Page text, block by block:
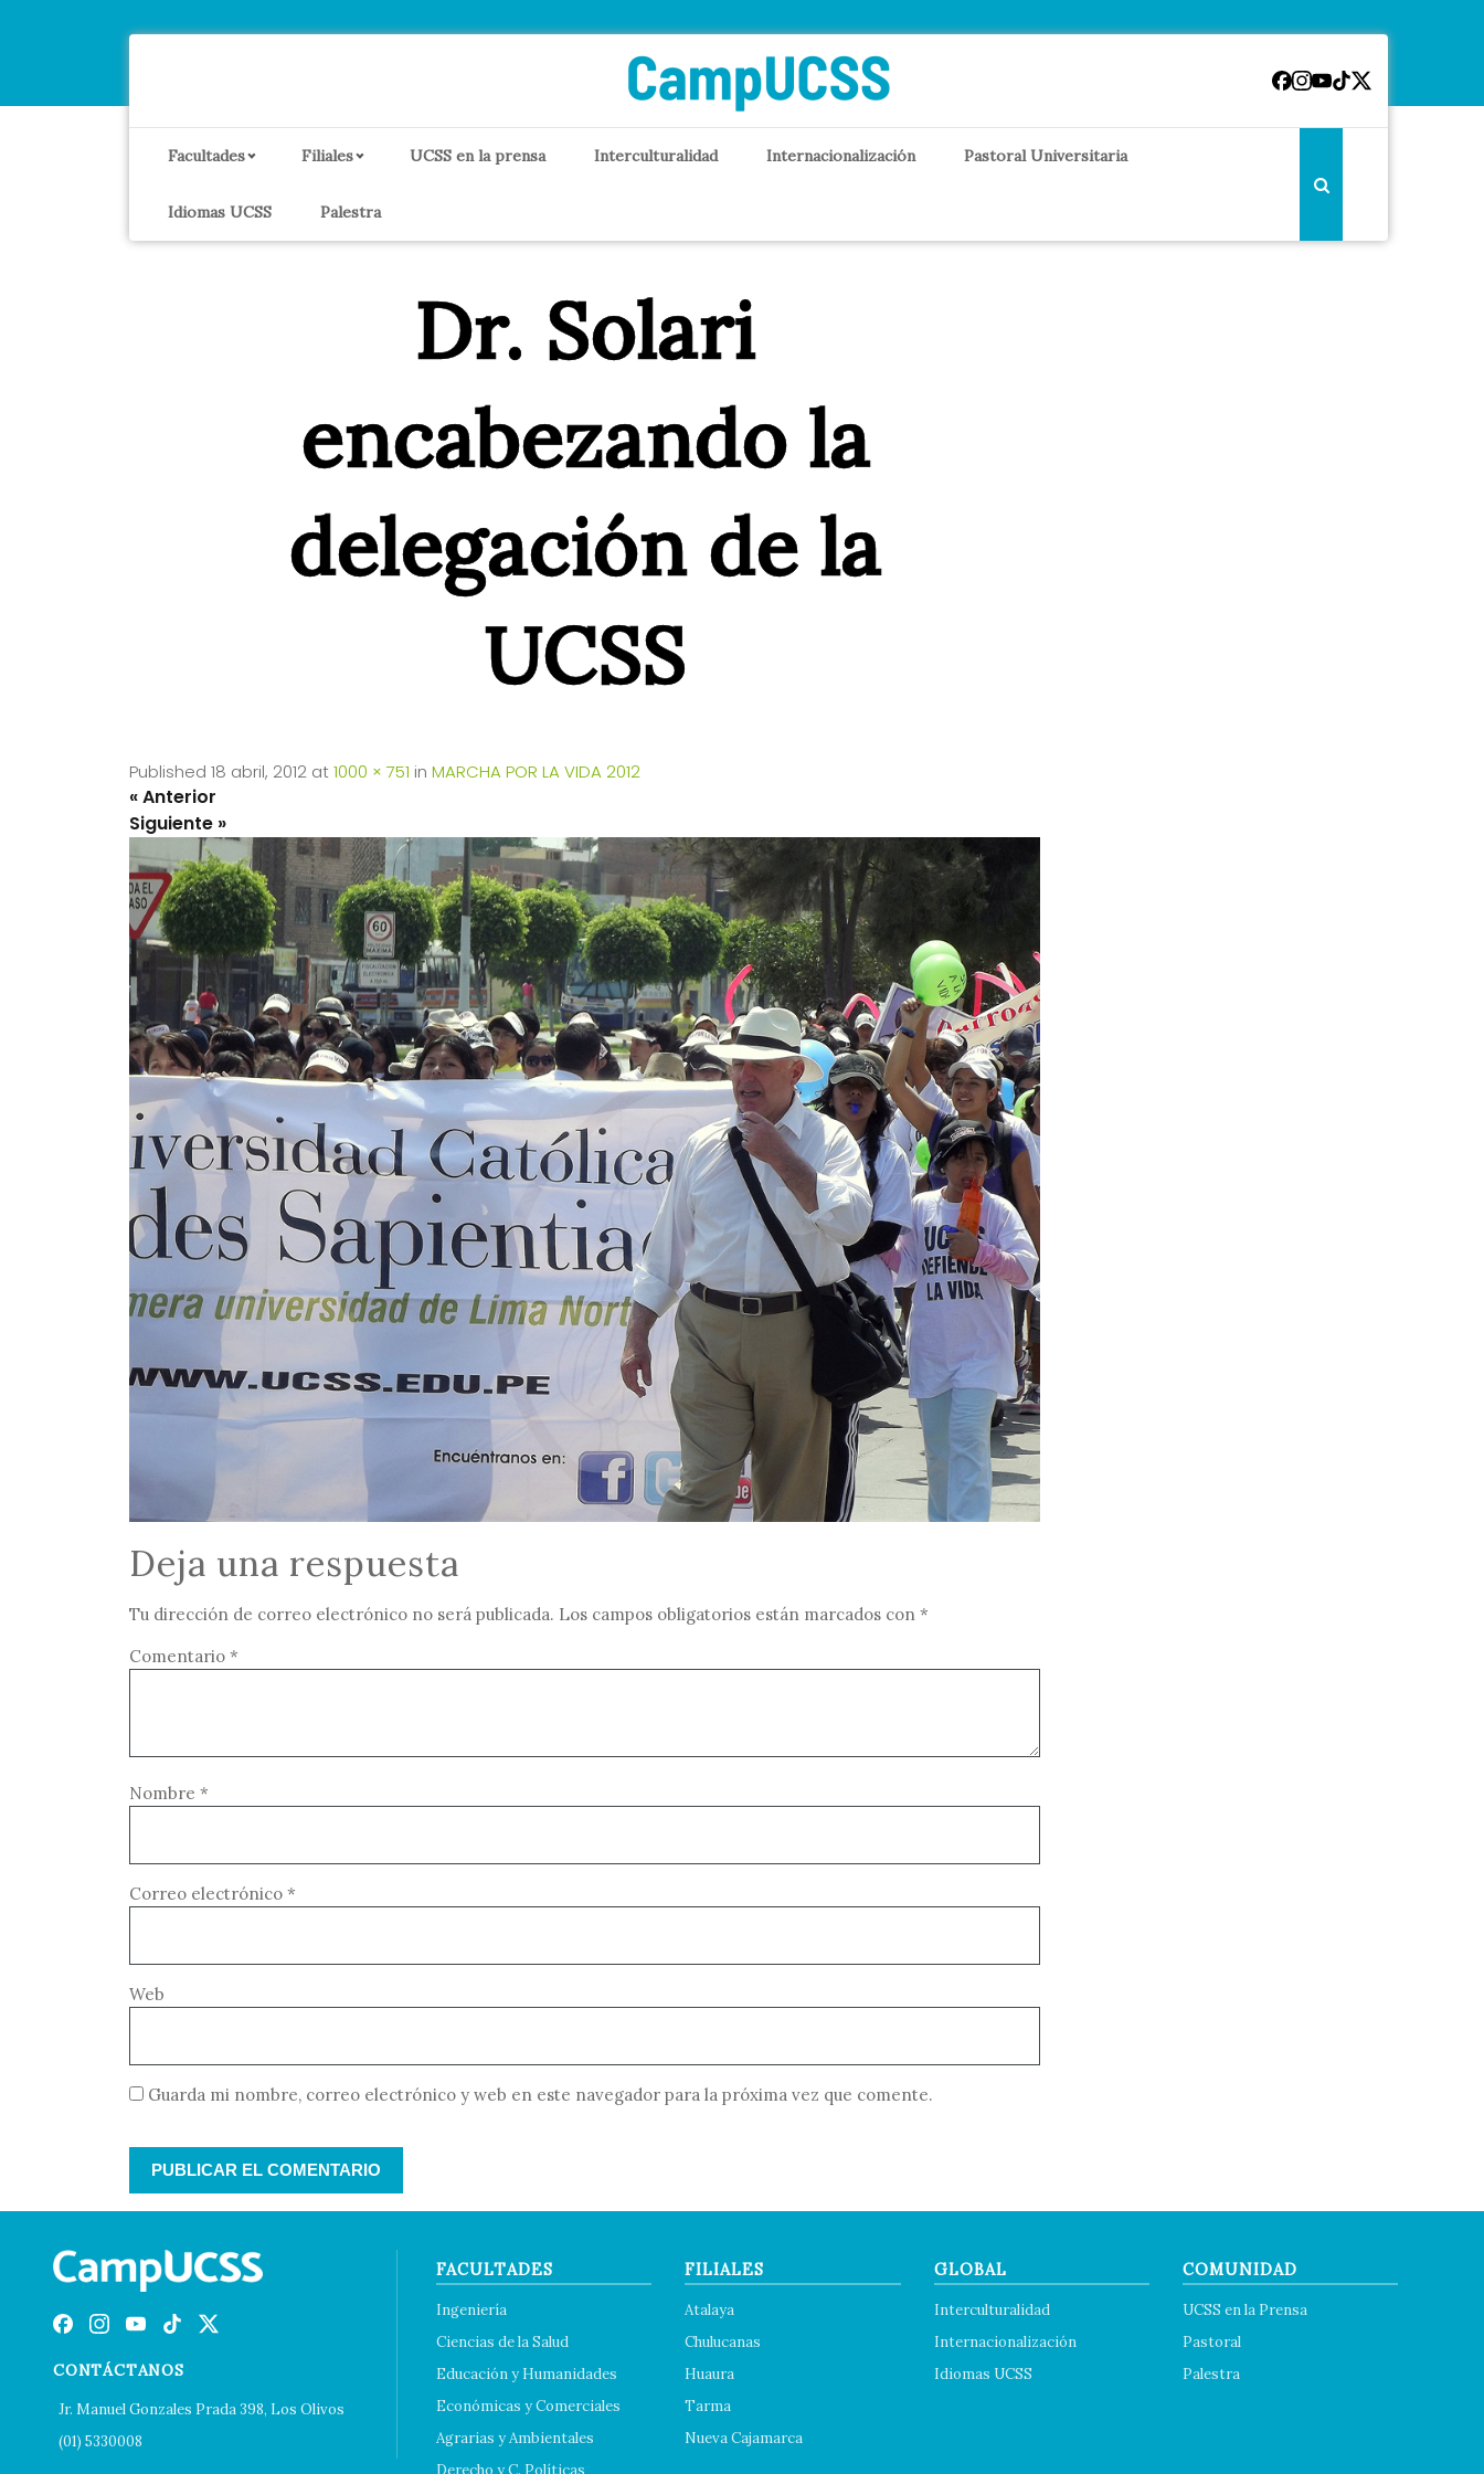
Facultades Filiales UCSS en la prensa Interculturalidad Internacionalización Pastoral Universitaria
Idiomas UCSS Palestra
Dr. Solari
encabezando la
delegación de la
UCSS
Published 18 abril, 2012 at1000 × 751 in MARCHA POR LA VIDA 2012
Deja una respuesta
Tu dirección de correo electrónico no será publicada. Los campos obligatorios están marcados con *
Comentario *
Nombre *
Correo electrónico *
Web
Guarda mi nombre, correo electrónico y web en este navegador para la próxima vez que comente.
CONTÁCTANOS
Jr. Manuel Gonzales Prada 398, Los Olivos
(01) 5330008
FACULTADES
Ingeniería
Ciencias de la Salud
Educación y Humanidades
Económicas y Comerciales
Agrarias y Ambientales
Derecho y C. Políticas
FILIALES
Atalaya
Chulucanas
Huaura
Tarma
Nueva Cajamarca
GLOBAL
Interculturalidad
Internacionalización
Idiomas UCSS
COMUNIDAD
UCSS en la Prensa
Pastoral
Palestra